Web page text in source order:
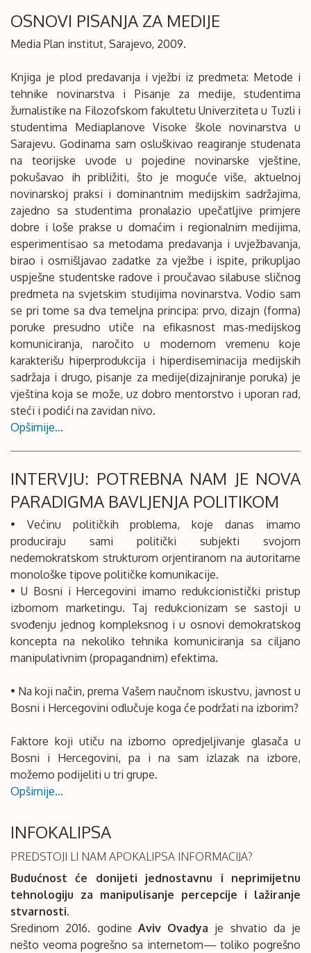
OSNOVI PISANJA ZA MEDIJE
Media Plan institut, Sarajevo, 2009.
Knjiga je plod predavanja i vježbi iz predmeta: Metode i
tehnike novinarstva i Pisanje za medije, studentima
žurnalistike na Filozofskom fakultetu Univerziteta u Tuzli i
studentima Mediaplanove Visoke škole novinarstva u
Sarajevu. Godinama sam osluškivao reagiranje studenata
na teorijske uvode u pojedine novinarske vještine,
pokušavao ih približiti, što je moguće više, aktuelnoj
novinarskoj praksi i dominantnim medijskim sadržajima,
zajedno sa studentima pronalazio upečatljive primjere
dobre i loše prakse u domaćim i regionalnim medijima,
esperimentisao sa metodama predavanja i uvježbavanja,
birao i osmišljavao zadatke za vježbe i ispite, prikupljao
uspješne studentske radove i proučavao silabuse sličnog
predmeta na svjetskim studijima novinarstva. Vodio sam
se pri tome sa dva temeljna principa: prvo, dizajn (forma)
poruke presudno utiče na efikasnost mas-medijskog
komuniciranja, naročito u modernom vremenu koje
karakterišu hiperprodukcija i hiperdiseminacija medijskih
sadržaja i drugo, pisanje za medije(dizajniranje poruka) je
vještina koja se može, uz dobro mentorstvo i uporan rad,
steći i podići na zavidan nivo.
Opširnije...
INTERVJU: POTREBNA NAM JE NOVA
PARADIGMA BAVLJENJA POLITIKOM
• Većinu političkih problema, koje danas imamo
produciraju sami politički subjekti svojom
nedemokratskom strukturom orjentiranom na autoritarne
monološke tipove političke komunikacije.
• U Bosni i Hercegovini imamo redukcionistički pristup
izbornom marketingu. Taj redukcionizam se sastoji u
svođenju jednog kompleksnog i u osnovi demokratskog
koncepta na nekoliko tehnika komuniciranja sa ciljano
manipulativnim (propagandnim) efektima.
• Na koji način, prema Vašem naučnom iskustvu, javnost u
Bosni i Hercegovini odlučuje koga će podržati na izborim?
Faktore koji utiču na izborno opredjeljivanje glasača u
Bosni i Hercegovini, pa i na sam izlazak na izbore,
možemo podijeliti u tri grupe.
Opširnije...
INFOKALIPSA
PREDSTOJI LI NAM APOKALIPSA INFORMACIJA?
Budućnost će donijeti jednostavnu i neprimijetnu
tehnologiju za manipulisanje percepcije i lažiranje
stvarnosti.
Sredinom 2016. godine Aviv Ovadya je shvatio da je
nešto veoma pogrešno sa internetom— toliko pogrešno